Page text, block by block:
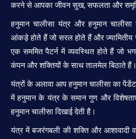
करने से आपका जीवन सुख, सफलता और
हनुमान चालीसा यंत्र और हनुमान
आंकड़े होते हैं जो सरल होते हैं और ज्यामितीय
एक सममित पैटर्न में व्यवस्थित होते हैं जो
कंपन और शक्तियों के साथ तालमेल बिठाते हैं।
यंत्रों के अलावा आप हनुमान चालीसा का
में हनुमान के यंत्र के समान गुण और
हनुमान चालीसा दिखाई देती है।
यंत्र में बजरंगबली की शक्ति और आशावादी